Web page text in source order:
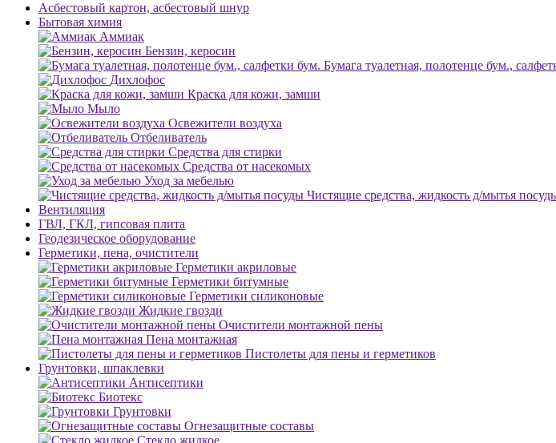
Асбестовый картон, асбестовый шнур
Бытовая химия
Аммиак
Бензин, керосин
Бумага туалетная, полотенце бум.,
Дихлофос
Краска для кожи, замши
Мыло
Освежители воздуха
Отбеливатель
Средства для стирки
Средства от насекомых
Уход за мебелью
Чистящие средства, жидкость д/мытья
Вентиляция
ГВЛ, ГКЛ, гипсовая плита
Геодезическое оборудование
Герметики, пена, очистители
Герметики акриловые
Герметики битумные
Герметики силиконовые
Жидкие гвозди
Очистители монтажной пены
Пена монтажная
Пистолеты для пены и герметиков
Грунтовки, шпаклевки
Антисептики
Биотекс
Грунтовки
Огнезащитные составы
Стекло жидкое